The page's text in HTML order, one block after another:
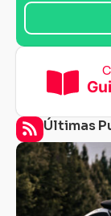
Últimas